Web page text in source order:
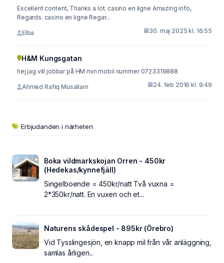
Excellent content, Thanks a lot. casino en ligne Amazing info,
Regards. casino en ligne Regar...
Elba 30. maj 2025 kl. 16:55
H&M Kungsgatan
hej jag vill jobbar på HM min mobil nummer 0723319888
Ahmed Rafiq Musallam 24. feb 2016 kl. 9:49
Erbjudanden i närheten
Boka vildmarkskojan Orren - 450kr
(Hedekas/kynnefjäll)
Singelboende = 450kr/natt Två vuxna =
2*350kr/natt. En vuxen och et...
Naturens skådespel - 895kr (Örebro)
Vid Tysslingesjön, en knapp mil från vår anläggning,
samlas årligen...